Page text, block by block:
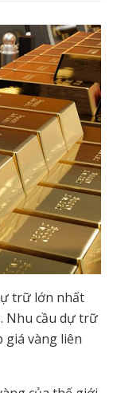
trữ lớn nhất
Nhu cầu dự trữ
giá vàng liên